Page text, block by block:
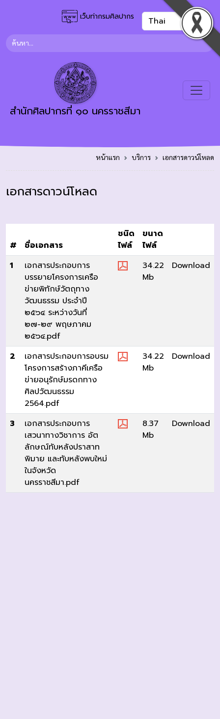
เว็บท่ากรมศิลปากร
สำนักศิลปากรที่ ๑๐ นครราชสีมา
หน้าแรก บริการ เอกสารดาวน์โหลด
เอกสารดาวน์โหลด
# ชื่อเอกสาร
ชนิด
ไฟล์
ขนาด
ไฟล์
1
เอกสารประกอบการ
บรรยายโครงการเครือ
ข่ายพิทักษ์วัตถุทาง
วัฒนธรรม ประจำปี
๒๕๖๔ ระหว่างวันที่
๒๗-๒๙ พฤษภาคม
๒๕๖๔.pdf
34.22
Mb
Download
2
เอกสารประกอบการอบรม
โครงการสร้างภาคีเครือ
ข่ายอนุรักษ์มรดกทาง
ศิลปวัฒนธรรม
2564.pdf
34.22
Mb
Download
3
เอกสารประกอบการ
เสวนาทางวิชาการ อัต
ลักษณ์ทับหลังปราสาท
พิมาย และทับหลังพบใหม่
ในจังหวัด
นครราชสีมา.pdf
8.37
Mb
Download